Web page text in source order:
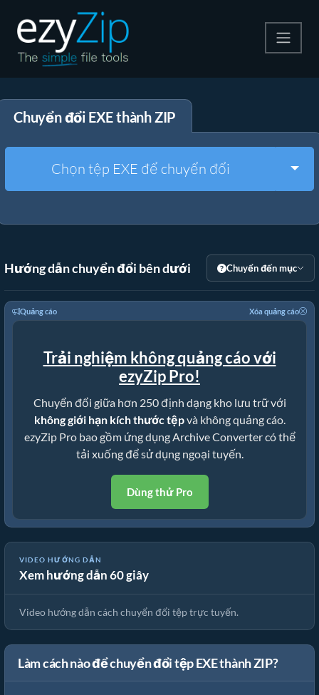
Giải nén
Công cụ khác
Chuyển đổi EXE thành ZIP
Chọn tệp EXE để chuyển đổi
Hướng dẫn chuyển đổi bên dưới Chuyển đến mục
Quảng cáo Xóa quảng cáo
Trải nghiệm không quảng cáo với
ezyZip Pro!
Chuyển đổi giữa hơn 250 định dạng kho lưu trữ với
không giới hạn kích thước tệpvà không quảng cáo.
ezyZip Pro bao gồm ứng dụng Archive Converter có thể
tải xuống để sử dụng ngoại tuyến.
Dùng thử Pro
VIDEO HƯỚNG DẪN
Xem hướng dẫn 60 giây
📦 Cách Chuyển Đổi Tệp Trực Tuyến Miễn Phí
Video hướng dẫn cách chuyển đổi tệp trực tuyến.
Làm cách nào để chuyển đổi tệp EXE thành ZIP?